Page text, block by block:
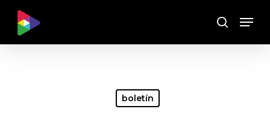
main
Buscar
Menu
boletín